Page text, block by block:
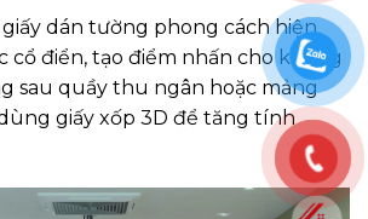
dán tường phong cách hiện
cổ điển, tạo điểm nhấn cho không
sau quầy thu ngân hoặc mảng
giấy xốp 3D để tăng tính